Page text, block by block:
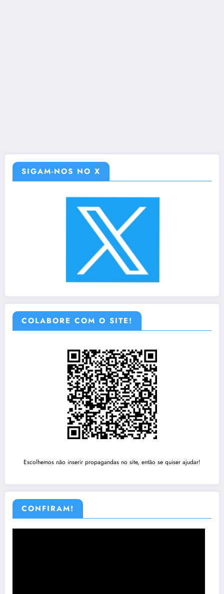
SIGAM-NOS NO X
COLABORE COM O SITE!
Escolhemos não inserir propagandas no site, então se quiser ajudar!
CONFIRAM!